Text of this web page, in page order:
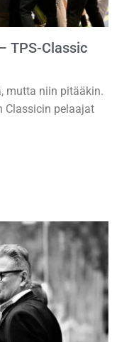
TPS-Classic
mutta niin pitääkin.
Classicin pelaajat